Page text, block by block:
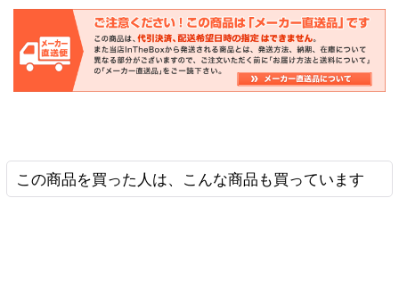
この商品を買った人は、こんな商品も買っています